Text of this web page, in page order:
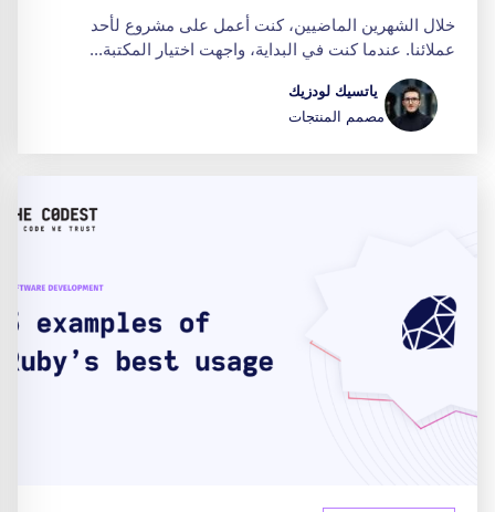
خلال الشهرين الماضيين، كنت أعمل على مشروع لأحد
عملائنا. عندما كنت في البداية، واجهت اختيار المكتبة...
ياتسيك لودزيك
مصمم المنتجات